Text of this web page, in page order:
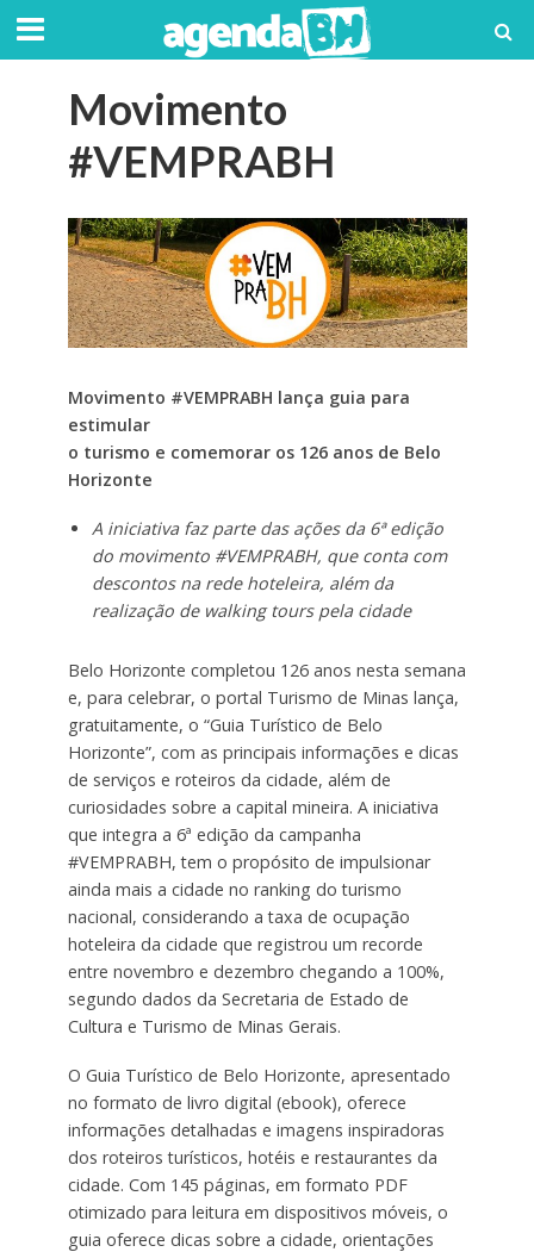
Movimento
#VEMPRABH
Movimento #VEMPRABH lança guia para
estimular
o turismo e comemorar os 126 anos de Belo
Horizonte
A iniciativa faz parte das ações da 6ª edição
do movimento #VEMPRABH, que conta com
descontos na rede hoteleira, além da
realização de walking tours pela cidade
Belo Horizonte completou 126 anos nesta semana
e, para celebrar, o portal Turismo de Minas lança,
gratuitamente, o “Guia Turístico de Belo
Horizonte”, com as principais informações e dicas
de serviços e roteiros da cidade, além de
curiosidades sobre a capital mineira. A iniciativa
que integra a 6ª edição da campanha
#VEMPRABH, tem o propósito de impulsionar
ainda mais a cidade no ranking do turismo
nacional, considerando a taxa de ocupação
hoteleira da cidade que registrou um recorde
entre novembro e dezembro chegando a 100%,
segundo dados da Secretaria de Estado de
Cultura e Turismo de Minas Gerais.
O Guia Turístico de Belo Horizonte, apresentado
no formato de livro digital (ebook), oferece
informações detalhadas e imagens inspiradoras
dos roteiros turísticos, hotéis e restaurantes da
cidade. Com 145 páginas, em formato PDF
otimizado para leitura em dispositivos móveis, o
guia oferece dicas sobre a cidade, orientações